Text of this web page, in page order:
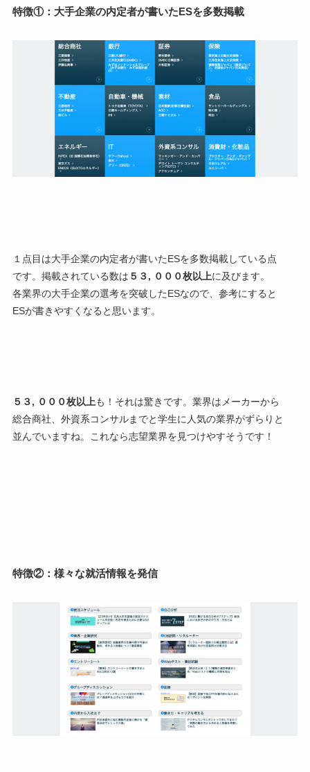
特徴①：大手企業の内定者が書いたESを多数掲載
１点目は大手企業の内定者が書いたESを多数掲載している 点
です。掲載されている数は ５３, ０００枚以上に及びます。
各業界の大手企業の選考を突破したESなので、参考にすると
ESが書きやすくなると思います。
５３, ０００枚以上も！それは驚きです。業界はメーカーから
総合商社、外資系コンサルまでと学生に人気の業界がずらりと
並んでいますね。これなら志望業界を見つけやすそうです！
特徴②：様々な就活情報を発信